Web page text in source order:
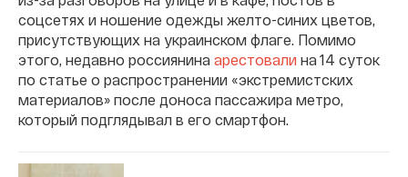
соцсетях и ношение одежды желто-синих цветов,
присутствующих на украинском флаге. Помимо
этого, недавно россиянина арестовали на 14 суток
по статье о распространении «экстремистских
материалов» после доноса пассажира метро,
который подглядывал в его смартфон.